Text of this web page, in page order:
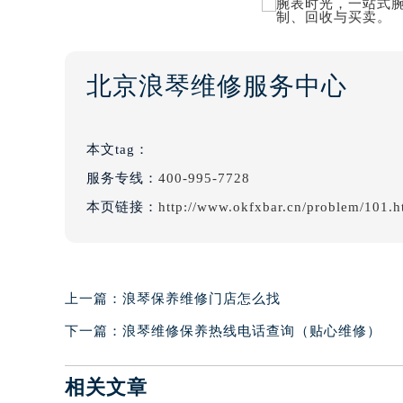
北京浪琴维修服务中心
本文tag：
服务专线： 400-995-7728
本页链接： http://www.okfxbar.cn/problem/
上一篇： 浪琴保养维修门店怎么找
下一篇： 浪琴维修保养热线电话查询（贴心维修）
相关文章